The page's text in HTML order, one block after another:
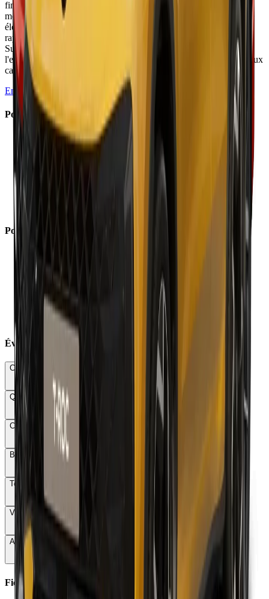
finition rehaussée, une technologie moderne et une habitabilité
modulable. La version PHEV 272 ch convainc par son autonomie
électrique généreuse (82-97 km réels) et ses capacités de recharge
rapides. Le 1.5 TFSI 150 ch assure l'essentiel sans briller.
Suspension ferme et tarifs élevés (options nombreuses) tempèrent
l'enthousiasme face à des rivaux BMW X1 et Mercedes GLA mieux
calibrés.
En savoir plus →
Points Forts
Finition soignée avec assemblages impeccables
Habitabilité généreuse et banquette coulissante
Autonomie électrique PHEV de 82 à 97 km réels
Recharge rapide 50 kW DC rare sur un PHEV
Interface multimédia fluide et intuitive
Comportement routier équilibré et rassurant
Points Faibles
Options nombreuses et onéreuses (packs 3 250 €)
Suspension ferme même avec amortissement piloté
Moteur 1.5 TFSI 150 ch manquant de vigueur
Touches tactiles volant trop sensibles
Coffre réduit à 375 l en version PHEV
Malus CO2 + poids minimum 1 532 €
Évaluations Détaillées
Conduite & Maniabilité
Qualité & Finition
Confort
Budget total
Technologie
Vie à bord 71
Autonomie & Recharge
Fiche Technique